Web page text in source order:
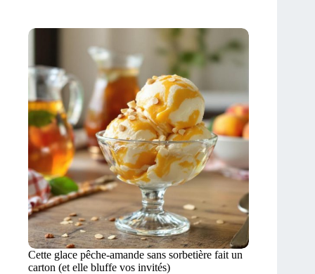
Cette glace pêche-amande sans sorbetière fait un
carton (et elle bluffe vos invités)